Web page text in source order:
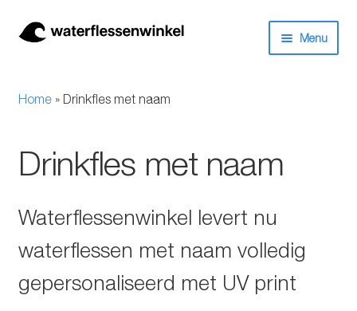
Ga
Ga
Menu
Thermosfles
Drinkfles met rietje
Waterfles met filter
Home» Drinkfles met naam
Drinkfles met naam
Waterflessenwinkel levert nu
waterflessen met naam volledig
gepersonaliseerd met UV print